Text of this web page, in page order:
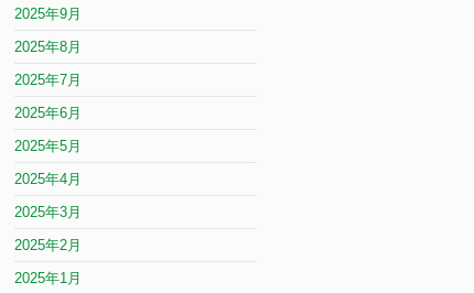
2025年9月
2025年8月
2025年7月
2025年6月
2025年5月
2025年4月
2025年3月
2025年2月
2025年1月